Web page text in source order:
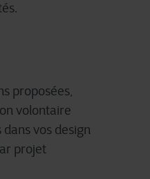
proposées,
volontaire
vos design
projet